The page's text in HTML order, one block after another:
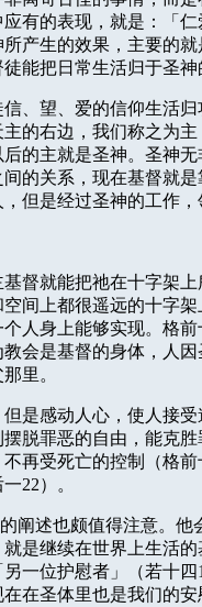
有的表现，就是：「
所产生的效果，主要的
能把日常生活归于圣
、望、爱的信仰生活
的右边，我们称之为
的主就是圣神。圣神
的关系，现在基督就
但是经过圣神的工作
督就能把祂在十字架
空间上都很遥远的十字
人身上能够实现。格
会是基督的身体，人
里。
是感动人心，使人接
脱罪恶的自由，能克
再受死亡的控制（格
一22）。
阐述也颇值得注意。
是继续在世界上生活
一位护慰者」（若十四
在圣体里也是我们的